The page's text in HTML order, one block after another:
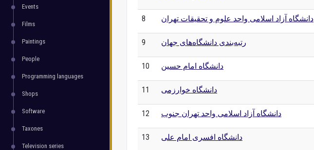
Events
Films
Paintings
People
Programming languages
Shops
Software
Taxones
Television series
8 دانشگاه آزاد اسلامی واحد علوم و تحقیقات تهران
9 رتبه‌بندی دانشگاه‌های جهان
10 دانشگاه امام حسین
11 دانشگاه خوارزمی
12 دانشگاه آزاد اسلامی واحد تهران جنوب
13 دانشگاه افسری امام علی